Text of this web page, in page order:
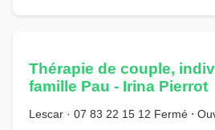
Thérapie de couple,
famille Pau - Irina Pierrot
Lescar · 07 83 22 15 12 Fermé ⋅